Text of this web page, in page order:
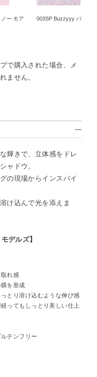
ー モア 003SP Buzzyyy バジー
で購入された場合、メ
ません。
輝きで、立体感をドレ
ャドウ。
の現場からインスパイ
け込んで光を添えま
デルズ】
れ感
を形成
とり溶け込むような伸び感
ってもしっとり美しい仕上
テンフリー